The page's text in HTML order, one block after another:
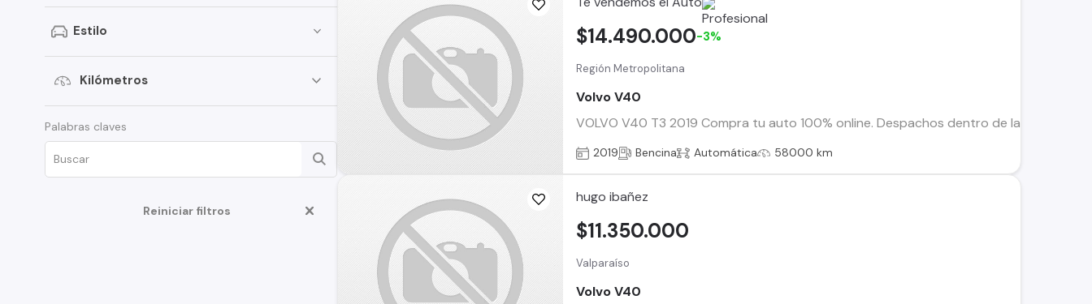
XC70
244
460
S60 Cross Country
V70
Estilo
Kilómetros
Palabras claves
Reiniciar filtros
Región Metropolitana
Volvo V40
VOLVO V40 T3 2019 Compra tu auto 100% online. Despachos dentro de la RM y
$14.490.000-3%
2019 Bencina Automática 58000 km
hugo ibañez
Valparaíso
Volvo V40
$11.350.000